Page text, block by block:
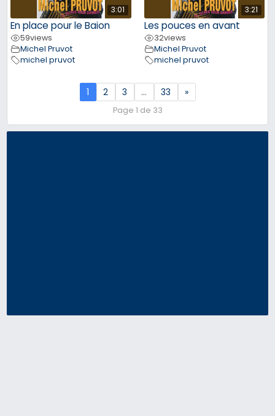
3:01
En place pour le Baion
59views
Michel Pruvot
michel pruvot
3:21
Les pouces en avant
32views
Michel Pruvot
michel pruvot
1 2 3 … 33 »
Page 1 de 33